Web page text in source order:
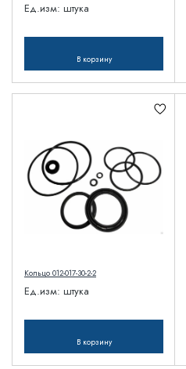
Ед.изм: штука
В корзину
Кольцо 012-017-30-2-2
Ед.изм: штука
В корзину